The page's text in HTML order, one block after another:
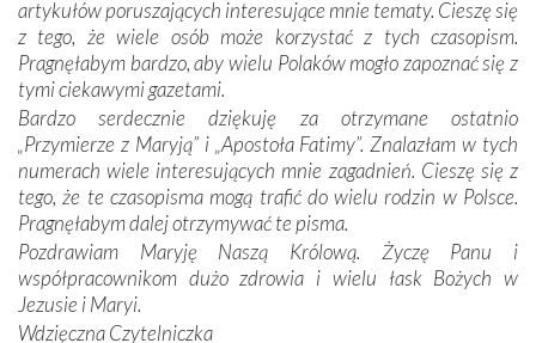
wymiarze tak osobistym, jak i zbiorowym, przypominają o
konieczności ciągłego zabiegania o własną duszę i o łaskę
Opatrzności. Wierność przynosi pomyślność –
przynajmniej w życiu duchowym. Odstępstwo owocuje
nieszczęściem i śmiercią. Te uniwersalne prawdy
przychodziły na myśl, gdy słuchaliśmy opowieści
przewodników o portugalskich monarchach i wodzach,
zwycięskich bitwach i nieszczęśliwych losach grzesznych
kochanków.
Byli tym razem pośród Apostołów Fatimy reprezentanci
każdego spośród żyjących pokoleń. Najmłodszy uczestnik
artykułów poruszających interesujące mnie tematy. Cieszę się
z tego, że wiele osób może korzystać z tych czasopism.
Pragnęłabym bardzo, aby wielu Polaków mogło zapoznać się z
tymi ciekawymi gazetami.
Bardzo serdecznie dziękuję za otrzymane ostatnio
„Przymierze z Maryją” i „Apostoła Fatimy”. Znalazłam w tych
numerach wiele interesujących mnie zagadnień. Cieszę się z
tego, że te czasopisma mogą trafić do wielu rodzin w Polsce.
Pragnęłabym dalej otrzymywać te pisma.
Pozdrawiam Maryję Naszą Królową. Życzę Panu i
współpracownikom dużo zdrowia i wielu łask Bożych w
Jezusie i Maryi.
Wdzięczna Czytelniczka